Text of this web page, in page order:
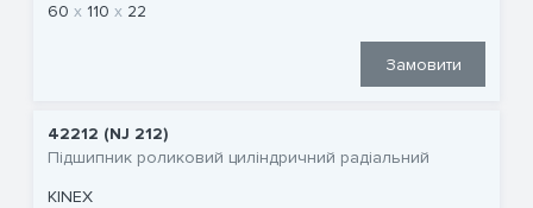
60
110 22
Замовити
42212 (NJ 212)
Підшипник роликовий циліндричний радіальний
KINEX